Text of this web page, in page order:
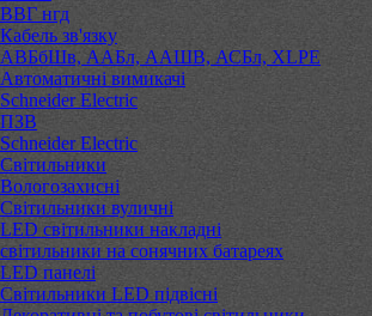
ВВГ нгд
Кабель зв'язку
АВБбШв, ААБл, ААШВ, АСБл, XLPE
Автоматичні вимикачі
Schneider Electric
ПЗВ
Schneider Electric
Світильники
Вологозахисні
Світильники вуличні
LED світильники накладні
світильники на сонячних батареях
LED панелі
Світильники LED підвісні